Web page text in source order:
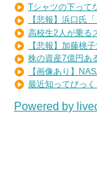
Tシャツの下って
【悲報】浜口氏
高校生2人が乗る
【悲報】加藤桃
株の資産7億円あ
【画像あり】
最近知ってびっ
Powered by